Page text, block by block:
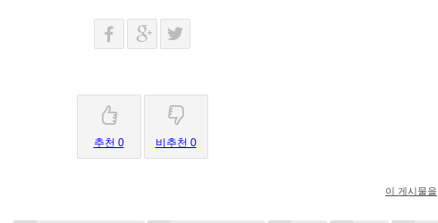
추천 0 비추천 0
이 게시물을